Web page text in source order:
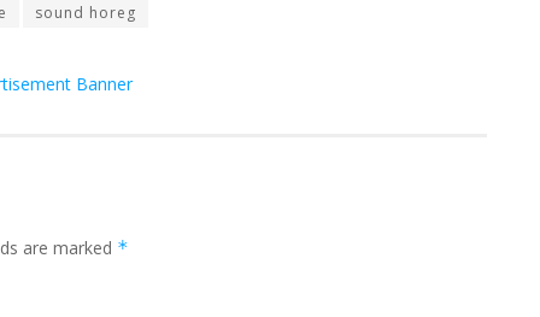
sound horeg
are marked *